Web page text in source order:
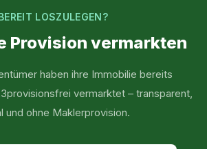
LOSZULEGEN?
Provision vermarkten
haben ihre Immobilie bereits
vermarktet – transparent,
und ohne Maklerprovision.